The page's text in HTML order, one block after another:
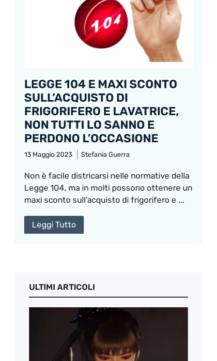
LEGGE 104 E MAXI SCONTO
SULL’ACQUISTO DI
FRIGORIFERO E LAVATRICE,
NON TUTTI LO SANNO E
PERDONO L’OCCASIONE
13 Maggio 2023 Stefania Guerra
Non è facile districarsi nelle normative della
Legge 104, ma in molti possono ottenere un
maxi sconto sull’acquisto di frigorifero e ...
Leggi Tutto
ULTIMI ARTICOLI